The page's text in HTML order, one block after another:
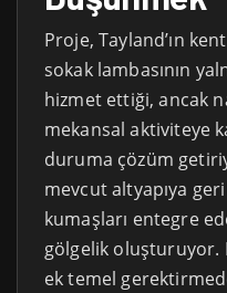
Proje, Tayland’ın
sokak lambasının
hizmet ettiği, ancak
mekansal aktiviteye
duruma çözüm
mevcut altyapıya
kumaşları entegre
gölgelik oluşturuyor.
ek temel